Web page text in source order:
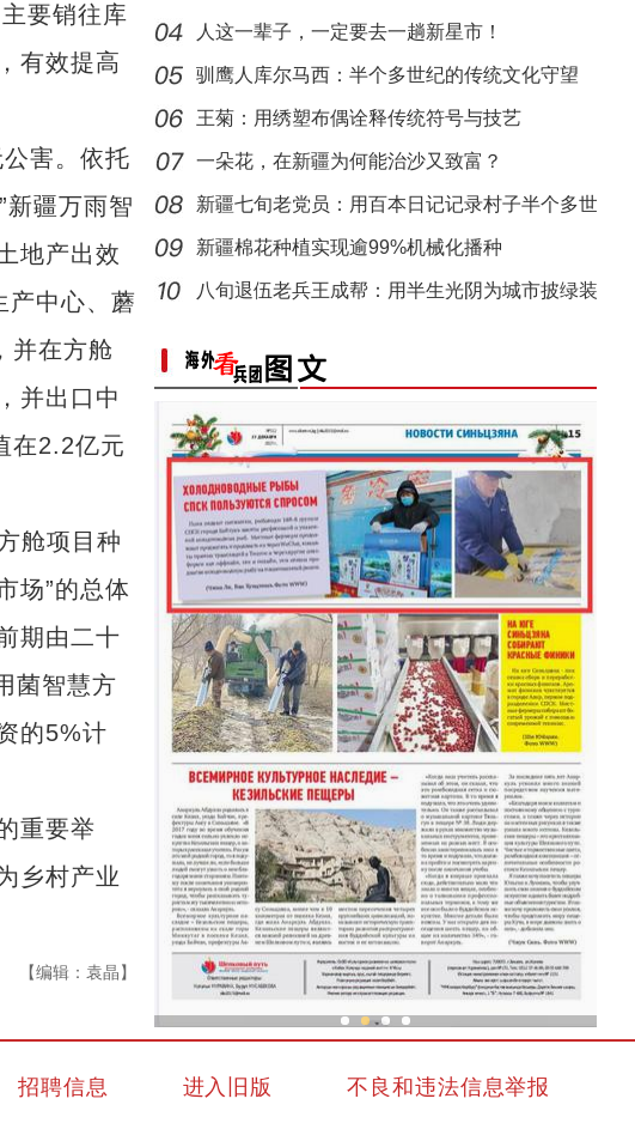
要销往库
有效提高
害。依托
疆万雨智
地产出效
产中心、蘑
并在方舱
并出口中
在2.2亿元
舱项目种
场”的总体
期由二十
菌智慧方
的5%计
重要举
乡村产业
【编辑：袁晶】
新疆阿拉尔市的天山牧场迎来最美季节
离
人这一辈子，一定要去一趟新星市！
驯鹰人库尔马西：半个多世纪的传统文化守望
王菊：用绣塑布偶诠释传统符号与技艺
一朵花，在新疆为何能治沙又致富？
新疆七旬老党员：用百本日记记录村子半个多世
纪变
新疆棉花种植实现逾99%机械化播种
八旬退伍老兵王成帮：用半生光阴为城市披绿装
招聘信息 进入旧版 不良和违法信息举报